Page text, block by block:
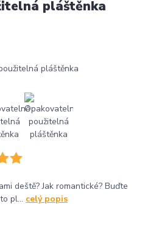
pláštěnka
deště? Jak romantické? Buďte
pl... celý popis